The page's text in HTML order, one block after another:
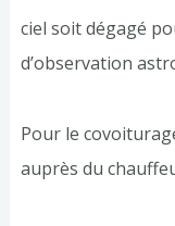
ciel soit dégagé
d’observation
Pour le
auprès du